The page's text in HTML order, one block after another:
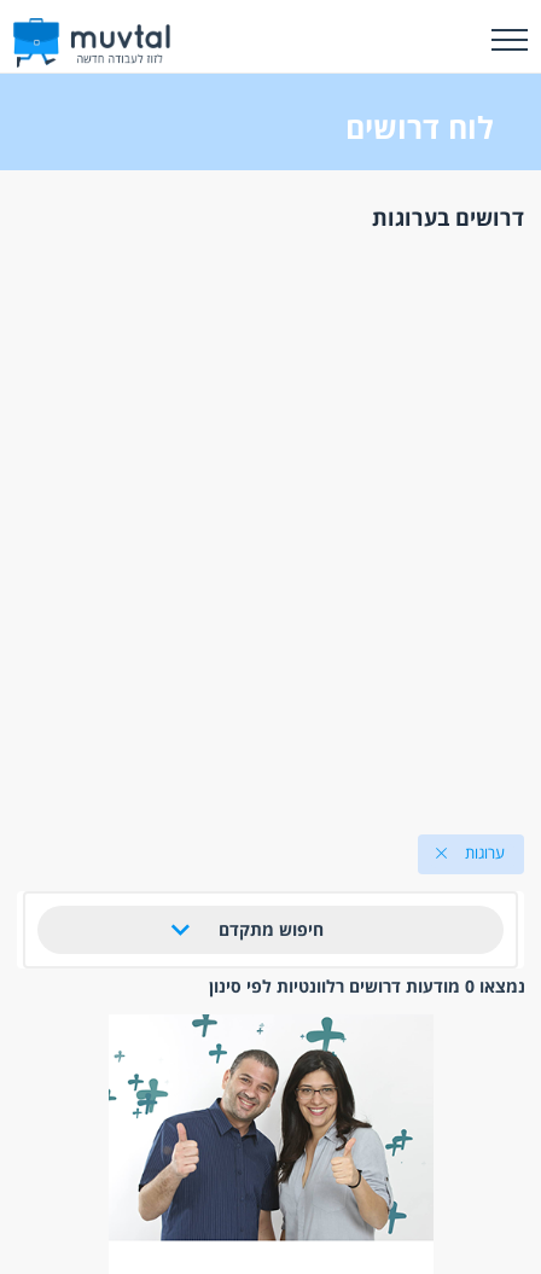
לוח דרושים
דרושים בערוגות
ערוגות
חיפוש מתקדם
נמצאו 0 מודעות דרושים רלוונטיות לפי סינון